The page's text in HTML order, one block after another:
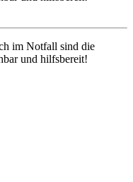
im Notfall sind die
und hilfsbereit!